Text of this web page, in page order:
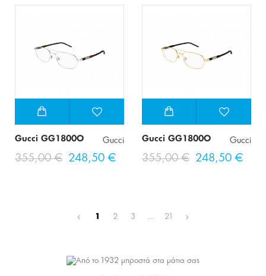
Gucci GG1800O Gucci
355,00 € 248,50 €
Gucci GG1800O Gucci
355,00 € 248,50 €
1 2 3 21